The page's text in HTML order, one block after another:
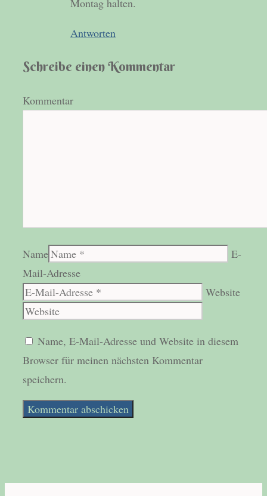
Antworten
Schreibe einen Kommentar
Kommentar
Name
E-
Mail-Adresse
Website
Name, E-Mail-Adresse und Website in diesem
Browser für meinen nächsten Kommentar
speichern.